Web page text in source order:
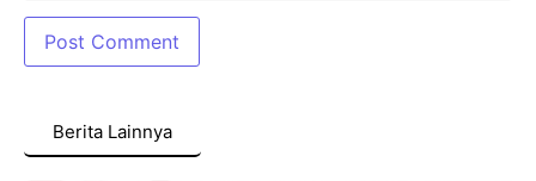
Berita Lainnya